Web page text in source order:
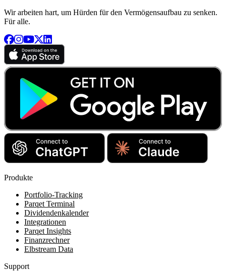
Wir arbeiten hart, um Hürden für den Vermögensaufbau zu senken.
Für alle.
Produkte
Portfolio-Tracking
Parqet Terminal
Dividendenkalender
Integrationen
Parqet Insights
Finanzrechner
Elbstream Data
Support